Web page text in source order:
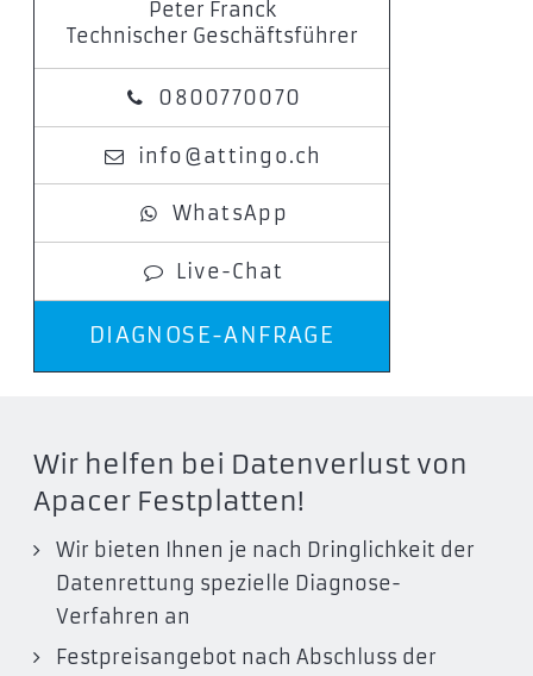
Peter Franck
Technischer Geschäftsführer
0800770070
info@attingo.ch
WhatsApp
Live-Chat
DIAGNOSE-ANFRAGE
Wir helfen bei Datenverlust von
Apacer Festplatten!
Wir bieten Ihnen je nach Dringlichkeit der
Datenrettung spezielle Diagnose-
Verfahren an
Festpreisangebot nach Abschluss der